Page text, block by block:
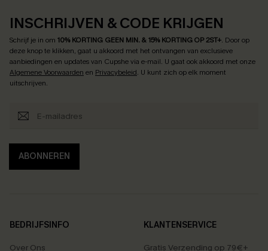
INSCHRIJVEN & CODE KRIJGEN
Schrijf je in om 10% KORTING GEEN MIN. & 15% KORTING OP 2ST+. Door op
deze knop te klikken, gaat u akkoord met het ontvangen van exclusieve
aanbiedingen en updates van Cupshe via e-mail. U gaat ook akkoord met onze
Algemene Voorwaarden en Privacybeleid. U kunt zich op elk moment
uitschrijven.
ABONNEREN
BEDRIJFSINFO
Over Ons
KLANTENSERVICE
Gratis Verzending op 79€+